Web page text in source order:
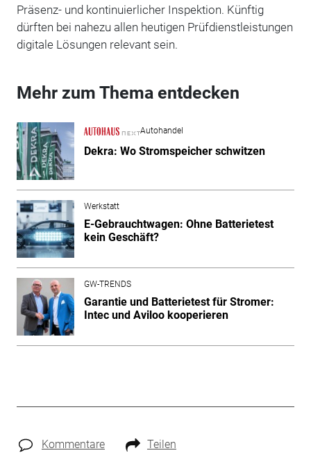
Präsenz- und kontinuierlicher Inspektion. Künftig
dürften bei nahezu allen heutigen Prüfdienstleistungen
digitale Lösungen relevant sein.
Mehr zum Thema entdecken
Autohandel
Dekra: Wo Stromspeicher schwitzen
Werkstatt
E-Gebrauchtwagen: Ohne Batterietest
kein Geschäft?
GW-TRENDS
Garantie und Batterietest für Stromer:
Intec und Aviloo kooperieren
Kommentare Teilen